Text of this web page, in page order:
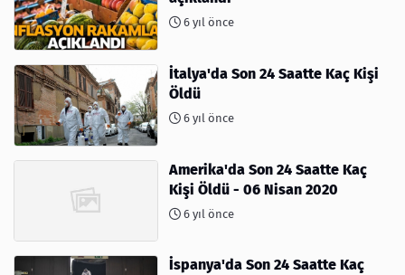
6 yıl önce
İtalya'da Son 24 Saatte Kaç Kişi
Öldü
6 yıl önce
Amerika'da Son 24 Saatte Kaç
Kişi Öldü - 06 Nisan 2020
6 yıl önce
İspanya'da Son 24 Saatte Kaç